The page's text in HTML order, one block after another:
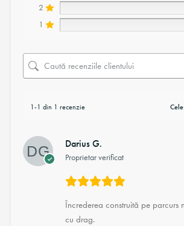
2
1
1-1 din 1 recenzie
Darius G.
Proprietar verificat
Încrederea construită pe parcurs
cu drag.